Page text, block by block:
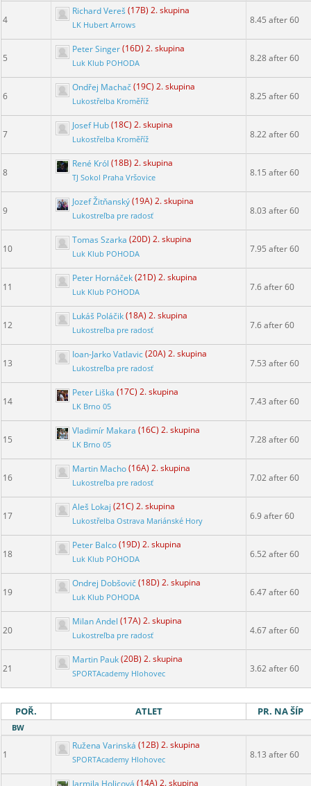
4
Richard Vereš (17B) 2. skupina
LK Hubert Arrows 8.45 after 60
5
Peter Singer(16D) 2. skupina
Luk Klub POHODA 8.28 after 60
6
Ondřej Machač(19C) 2. skupina
Lukostřelba Kroměříž 8.25 after 60
7
Josef Hub(18C) 2. skupina
Lukostřelba Kroměříž 8.22 after 60
8
René Król (18B) 2. skupina
TJ Sokol Praha Vršovice 8.15 after 60
9
Jozef Žitňanský(19A) 2. skupina
Lukostreľba pre radosť 8.03 after 60
10
Tomas Szarka (20D) 2. skupina
Luk Klub POHODA 7.95 after 60
11
Peter Hornáček(21D) 2. skupina
Luk Klub POHODA 7.6 after 60
12
Lukáš Poláčik(18A) 2. skupina
Lukostreľba pre radosť 7.6 after 60
13
Ioan-Jarko Vatlavic(20A) 2. skupina
Lukostreľba pre radosť 7.53 after 60
14
Peter Liška (17C) 2. skupina
LK Brno 05 7.43 after 60
15
Vladimír Makara (16C) 2. skupina
LK Brno 05 7.28 after 60
16
Martin Macho(16A) 2. skupina
Lukostreľba pre radosť 7.02 after 60
17
Aleš Lokaj (21C) 2. skupina
Lukostřelba Ostrava Mariánské Hory 6.9 after 60
18
Peter Balco(19D) 2. skupina
Luk Klub POHODA 6.52 after 60
19
Ondrej Dobšovič(18D) 2. skupina
Luk Klub POHODA 6.47 after 60
20
Milan Andel (17A) 2. skupina
Lukostreľba pre radosť 4.67 after 60
21
Martin Pauk(20B) 2. skupina
SPORTAcademy Hlohovec 3.62 after 60
POŘ. ATLET PR. NA ŠÍP
BW
1
Ružena Varinská (12B) 2. skupina
SPORTAcademy Hlohovec 8.13 after 60
Jarmila Holicová (14A) 2. skupina